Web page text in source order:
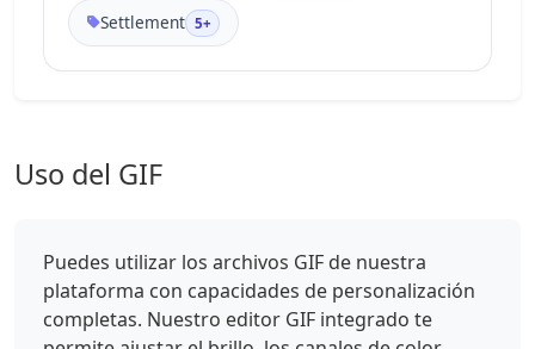
Settlement 5+
Uso del GIF
Puedes utilizar los archivos GIF de nuestra
plataforma con capacidades de personalización
completas. Nuestro editor GIF integrado te